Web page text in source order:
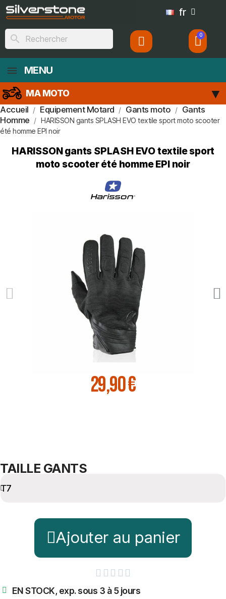
fr
search
MENU
MA MOTO
Accueil Equipement Motard Gants moto
Gants
Homme
HARISSON gants SPLASH EVO textile sport moto scooter
été homme EPI noir
HARISSON gants SPLASH EVO textile sport
moto scooter été homme EPI noir
29,90 €
TAILLE GANTS
Ajouter au panier
    
EN STOCK, exp. sous 3 à 5 jours